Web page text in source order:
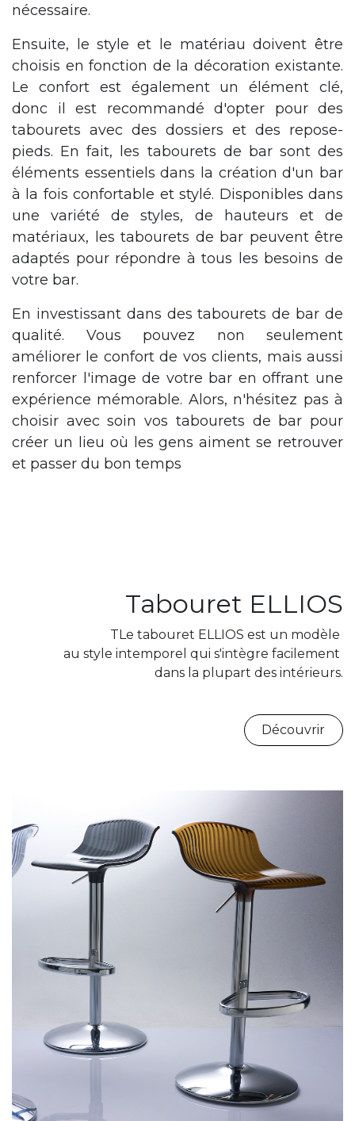
nécessaire.
Ensuite, le style et le matériau doivent être
choisis en fonction de la décoration existante.
Le confort est également un élément clé,
donc il est recommandé d'opter pour des
tabourets avec des dossiers et des repose-
pieds. En fait, les tabourets de bar sont des
éléments essentiels dans la création d'un bar
à la fois confortable et stylé. Disponibles dans
une variété de styles, de hauteurs et de
matériaux, les tabourets de bar peuvent être
adaptés pour répondre à tous les besoins de
votre bar.
En investissant dans des tabourets de bar de
qualité. Vous pouvez non seulement
améliorer le confort de vos clients, mais aussi
renforcer l'image de votre bar en offrant une
expérience mémorable. Alors, n'hésitez pas à
choisir avec soin vos tabourets de bar pour
créer un lieu où les gens aiment se retrouver
et passer du bon temps
Tabouret ELLIOS
TLe tabouret ELLIOS est un modèle
au style intemporel qui s'intègre facilement
dans la plupart des intérieurs.
Découvrir